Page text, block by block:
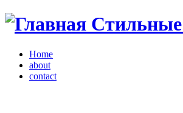
Стильные
Home
about
contact